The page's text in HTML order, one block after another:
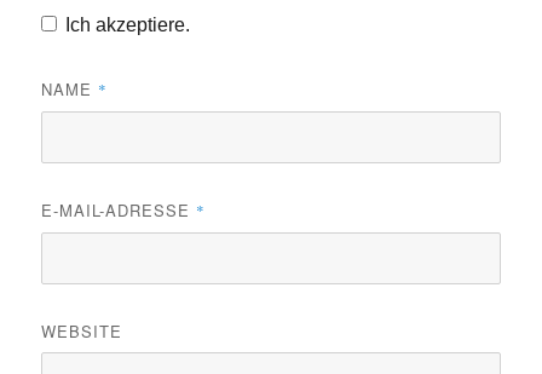
Ich akzeptiere.
NAME *
E-MAIL-ADRESSE *
WEBSITE